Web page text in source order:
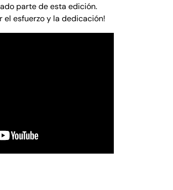
parte de esta edición.
el esfuerzo y la dedicación!